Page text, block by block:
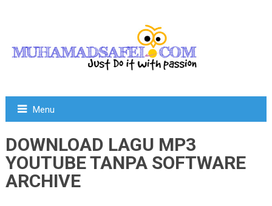
Menu
DOWNLOAD LAGU MP3
YOUTUBE TANPA SOFTWARE
ARCHIVE